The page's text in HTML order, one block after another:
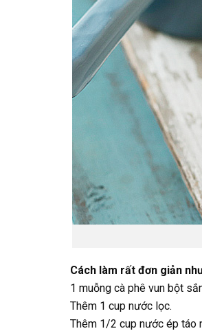
Cách làm rất đơn giản
1 muỗng cà phê vun bột
Thêm 1 cup nước lọc.
Thêm 1/2 cup nước ép táo